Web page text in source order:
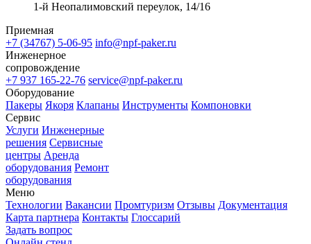
1-й Неопалимовский переулок, 14/16
Приемная
+7 (34767) 5-06-95 info@npf-paker.ru
Инженерное
сопровождение
+7 937 165-22-76 service@npf-paker.ru
Оборудование
Пакеры Якоря Клапаны Инструменты Компоновки
Сервис
Услуги Инженерные
решения Сервисные
центры Аренда
оборудования Ремонт
оборудования
Меню
Технологии Вакансии Промтуризм Отзывы Документация
Карта партнера Контакты Глоссарий
Задать вопрос